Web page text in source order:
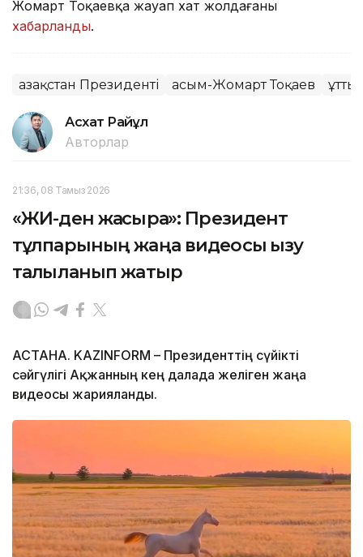
Жомарт Тоқаевқа жауап хат жолдағаны
хабарланды.
Қазақстан Президенті Қасым-Жомарт Тоқаев
Асхат Райқұл
Авторлар
21:36, 08 Тамыз 2026
«ЖИ-ден жақсырақ»: Президент
тұлпарының жаңа видеосы қызу
талқыланып жатыр
АСТАНА. KAZINFORM – Президенттің сүйікті
сәйгүлігі Ақжанның кең далада желіген жаңа
видеосы жарияланды.